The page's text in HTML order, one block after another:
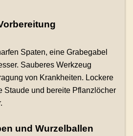
Spaten, eine Grabegabel
Sauberes Werkzeug
von Krankheiten. Lockere
Staude und bereite Pflanzlöcher
und Wurzelballen